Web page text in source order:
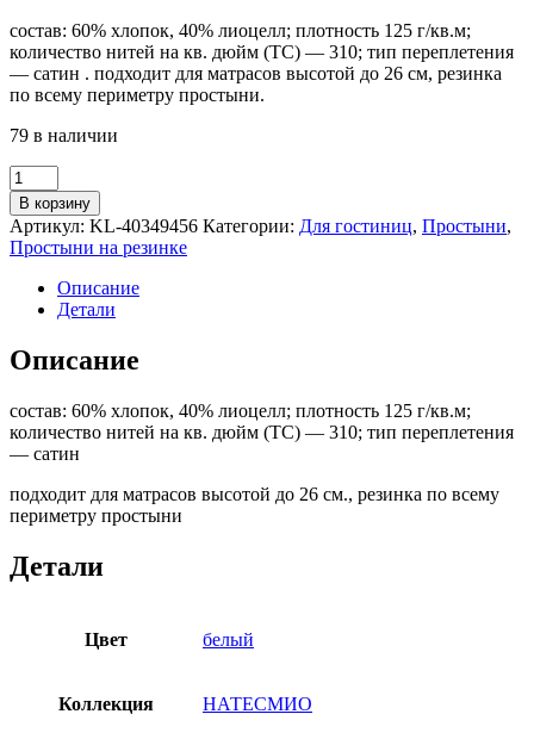
состав: 60% хлопок, 40% лиоцелл; плотность 125 г/кв.м;
количество нитей на кв. дюйм (TC) — 310; тип переплетения
— сатин . подходит для матрасов высотой до 26 см, резинка
по всему периметру простыни.
79 в наличии
Количество
товара
Простыня
на
резинке
НАТЕСМИО
(ИКЕА
НАТТЭСМИН)
180x200,
белый,
В корзину
Артикул: KL-40349456 Категории: Для гостиниц, Простыни,
Простыни на резинке
Описание
Детали
Описание
состав: 60% хлопок, 40% лиоцелл; плотность 125 г/кв.м;
количество нитей на кв. дюйм (TC) — 310; тип переплетения
— сатин
подходит для матрасов высотой до 26 см., резинка по всему
периметру простыни
Детали
Цвет белый
Коллекция НАТЕСМИО